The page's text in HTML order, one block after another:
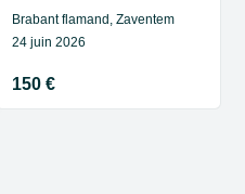
Brabant flamand, Zaventem
24 juin 2026
150 €